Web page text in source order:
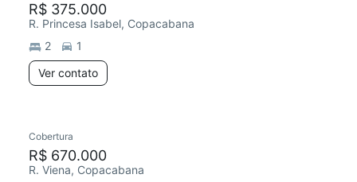
R$ 375.000
R. Princesa Isabel, Copacabana
2
1
Ver contato
Cobertura
R$ 670.000
R. Viena, Copacabana